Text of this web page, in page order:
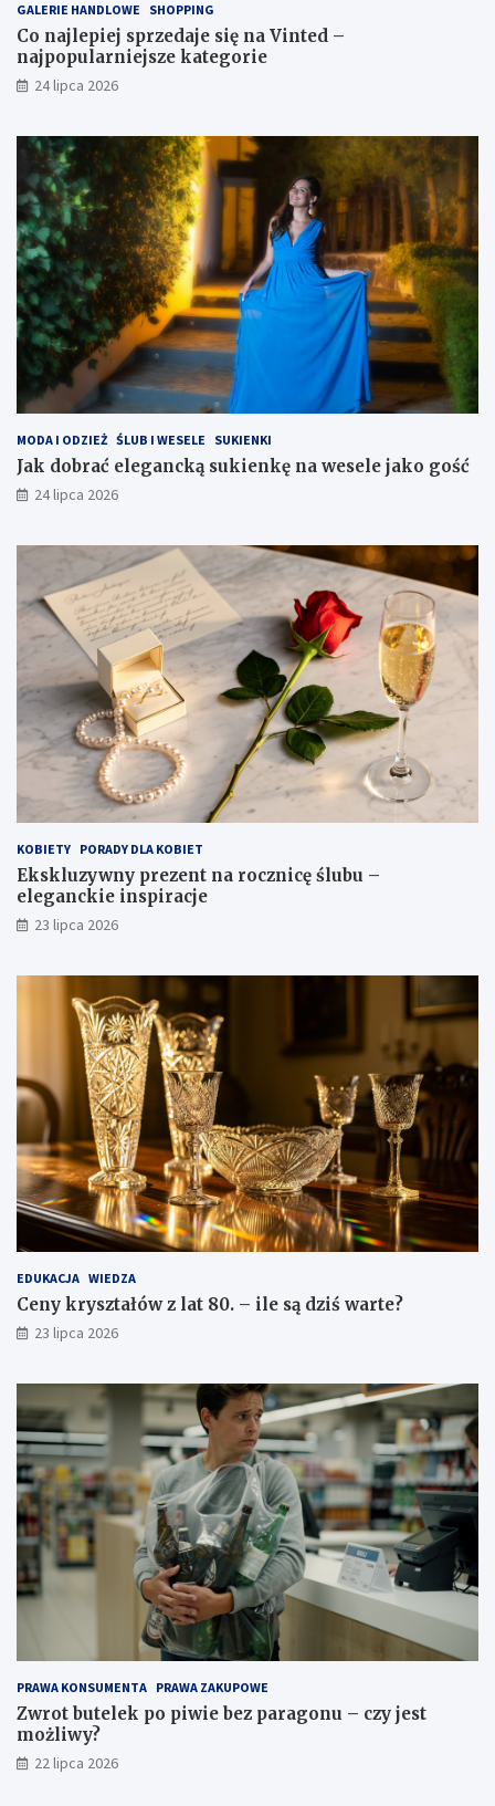
GALERIE HANDLOWE SHOPPING
Co najlepiej sprzedaje się na Vinted –
najpopularniejsze kategorie
24 lipca 2026
MODA I ODZIEŻ ŚLUB I WESELE SUKIENKI
Jak dobrać elegancką sukienkę na wesele jako gość
24 lipca 2026
KOBIETY PORADY DLA KOBIET
Ekskluzywny prezent na rocznicę ślubu –
eleganckie inspiracje
23 lipca 2026
EDUKACJA WIEDZA
Ceny kryształów z lat 80. – ile są dziś warte?
23 lipca 2026
PRAWA KONSUMENTA PRAWA ZAKUPOWE
Zwrot butelek po piwie bez paragonu – czy jest
możliwy?
22 lipca 2026